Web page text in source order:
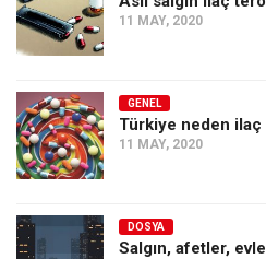
11 MAY, 2020
GENEL
Türkiye neden
11 MAY, 2020
DOSYA
Salgın, afetler,